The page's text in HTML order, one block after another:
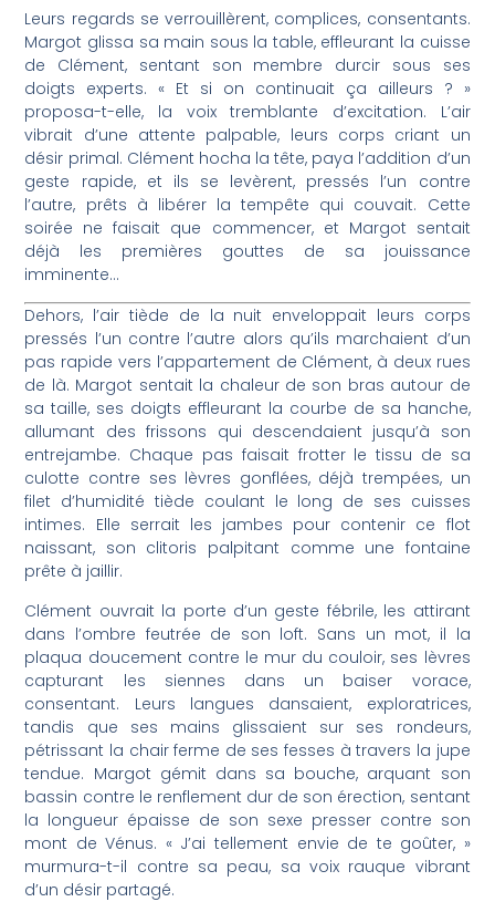
Leurs regards se verrouillèrent, complices, consentants.
Margot glissa sa main sous la table, effleurant la cuisse
de Clément, sentant son membre durcir sous ses
doigts experts. « Et si on continuait ça ailleurs ? »
proposa-t-elle, la voix tremblante d’excitation. L’air
vibrait d’une attente palpable, leurs corps criant un
désir primal. Clément hocha la tête, paya l’addition d’un
geste rapide, et ils se levèrent, pressés l’un contre
l’autre, prêts à libérer la tempête qui couvait. Cette
soirée ne faisait que commencer, et Margot sentait
déjà les premières gouttes de sa jouissance
imminente…
Dehors, l’air tiède de la nuit enveloppait leurs corps
pressés l’un contre l’autre alors qu’ils marchaient d’un
pas rapide vers l’appartement de Clément, à deux rues
de là. Margot sentait la chaleur de son bras autour de
sa taille, ses doigts effleurant la courbe de sa hanche,
allumant des frissons qui descendaient jusqu’à son
entrejambe. Chaque pas faisait frotter le tissu de sa
culotte contre ses lèvres gonflées, déjà trempées, un
filet d’humidité tiède coulant le long de ses cuisses
intimes. Elle serrait les jambes pour contenir ce flot
naissant, son clitoris palpitant comme une fontaine
prête à jaillir.
Clément ouvrait la porte d’un geste fébrile, les attirant
dans l’ombre feutrée de son loft. Sans un mot, il la
plaqua doucement contre le mur du couloir, ses lèvres
capturant les siennes dans un baiser vorace,
consentant. Leurs langues dansaient, exploratrices,
tandis que ses mains glissaient sur ses rondeurs,
pétrissant la chair ferme de ses fesses à travers la jupe
tendue. Margot gémit dans sa bouche, arquant son
bassin contre le renflement dur de son érection, sentant
la longueur épaisse de son sexe presser contre son
mont de Vénus. « J’ai tellement envie de te goûter, »
murmura-t-il contre sa peau, sa voix rauque vibrant
d’un désir partagé.